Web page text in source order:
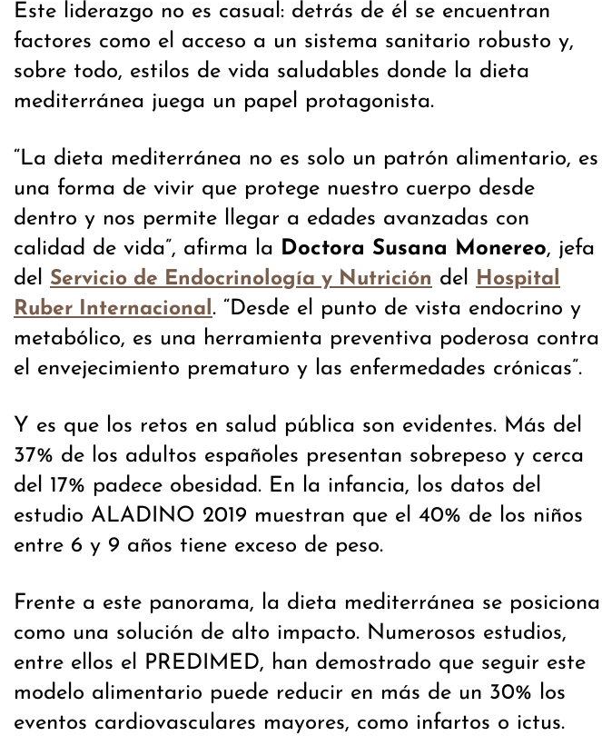
Este liderazgo no es casual: detrás de él se encuentran
factores como el acceso a un sistema sanitario robusto y,
sobre todo, estilos de vida saludables donde la dieta
mediterránea juega un papel protagonista.
“La dieta mediterránea no es solo un patrón alimentario, es
una forma de vivir que protege nuestro cuerpo desde
dentro y nos permite llegar a edades avanzadas con
calidad de vida”, afirma la Doctora Susana Monereo, jefa
del Servicio de Endocrinología y Nutrición del Hospital
Ruber Internacional. “Desde el punto de vista endocrino y
metabólico, es una herramienta preventiva poderosa contra
el envejecimiento prematuro y las enfermedades crónicas”.
Y es que los retos en salud pública son evidentes. Más del
37% de los adultos españoles presentan sobrepeso y cerca
del 17% padece obesidad. En la infancia, los datos del
estudio ALADINO 2019 muestran que el 40% de los niños
entre 6 y 9 años tiene exceso de peso.
Frente a este panorama, la dieta mediterránea se posiciona
como una solución de alto impacto. Numerosos estudios,
entre ellos el PREDIMED, han demostrado que seguir este
modelo alimentario puede reducir en más de un 30% los
eventos cardiovasculares mayores, como infartos o ictus.